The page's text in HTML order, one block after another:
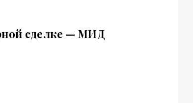
сделке — МИД